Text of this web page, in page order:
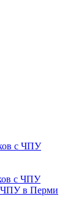
с ЧПУ
с ЧПУ
ЧПУ в Перми